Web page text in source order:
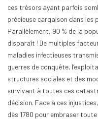
ces trésors ayant parfois
précieuse cargaison dans les
Parallèlement, 90 % de la
disparaît ! De multiples
maladies infectieuses
guerres de conquête,
structures sociales et des
survivant à toutes ces
décision. Face à ces
dès 1780 pour embraser